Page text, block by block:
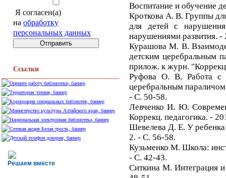
Я согласен(а)
на обработку
персональных данных
Ссылки
Решаем вместе
Воспитание и обучение
Кроткова А. В. Группы
для детей с
нарушениями развития.
Курашова М. В.
детским церебральным
прилож. к журн.
Руфова О. В. Работа с
церебральным
- С. 50-58.
Левченко И. Ю.
Коррекц. педагогика. -
Шевелева Д. Е. У
2. - С. 56-58.
Кузьменко М. Школа:
- С. 42-43.
Ситкина М. Интеграция